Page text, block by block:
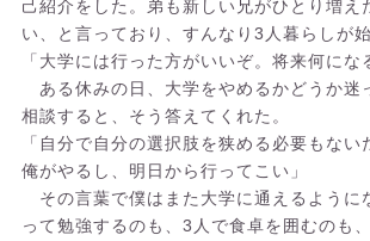
己紹介をした。弟も新しい兄がひとり増え
い、と言っており、すんなり3人暮らしが始
「大学には行った方がいいぞ。将来何にな
ある休みの日、大学をやめるかどうか迷
相談すると、そう答えてくれた。
「自分で自分の選択肢を狭める必要もない
俺がやるし、明日から行ってこい」
その言葉で僕はまた大学に通えるように
って勉強するのも、3人で食卓を囲むのも